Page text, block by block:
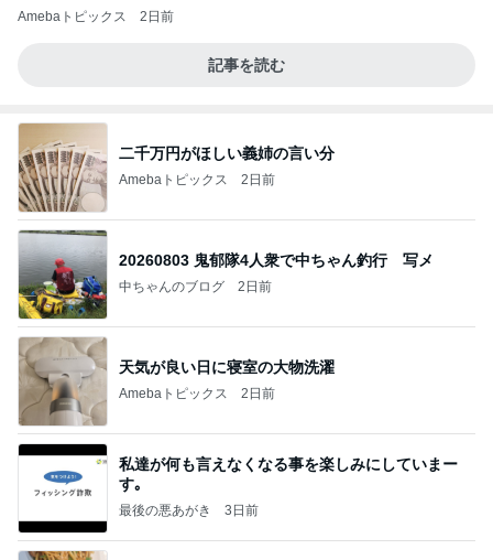
Amebaトピックス 2日前
記事を読む
二千万円がほしい義姉の言い分
Amebaトピックス 2日前
20260803 鬼郁隊4人衆で中ちゃん釣行 写メ
中ちゃんのブログ 2日前
天気が良い日に寝室の大物洗濯
Amebaトピックス 2日前
私達が何も言えなくなる事を楽しみにしていまー
す｡
最後の悪あがき 3日前